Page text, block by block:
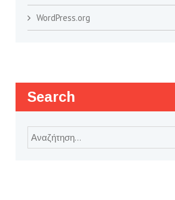
WordPress.org
Search
Αναζήτηση
για: